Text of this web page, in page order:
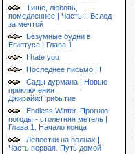
Тише, любовь,
помедленнее | Часть I. Вслед
за мечтой
Безумные будни в
Египтусе | Глава 1
I hate you
Последнее письмо | I
Сады дурмана | Новые
приключения
Джирайи:Прибытие
Endless Winter. Прогноз
погоды - столетняя метель |
Глава 1. Начало конца
Лепестки на волнах |
Часть первая. Путь домой